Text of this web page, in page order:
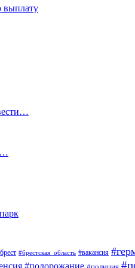
выплату
#брестская_область #вакансия